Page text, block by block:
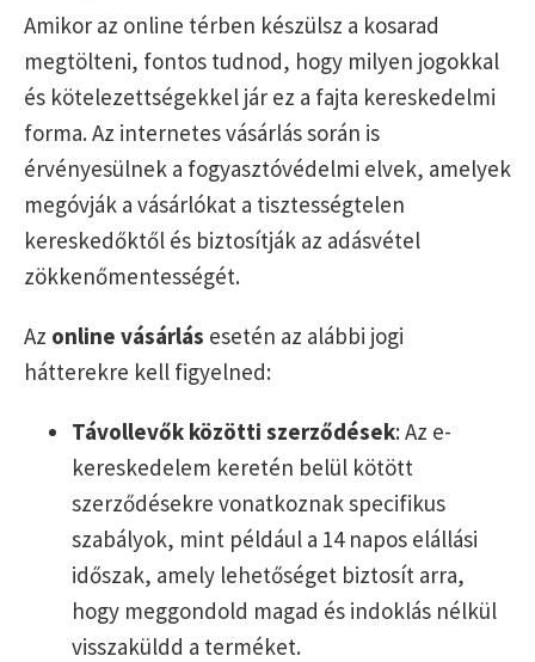
Amikor az online térben készülsz a kosarad
megtölteni, fontos tudnod, hogy milyen jogokkal
és kötelezettségekkel jár ez a fajta kereskedelmi
forma. Az internetes vásárlás során is
érvényesülnek a fogyasztóvédelmi elvek, amelyek
megóvják a vásárlókat a tisztességtelen
kereskedőktől és biztosítják az adásvétel
zökkenőmentességét.
Az online vásárlás esetén az alábbi jogi
hátterekre kell figyelned:
Távollevők közötti szerződések: Az e-
kereskedelem keretén belül kötött
szerződésekre vonatkoznak specifikus
szabályok, mint például a 14 napos elállási
időszak, amely lehetőséget biztosít arra,
hogy meggondold magad és indoklás nélkül
visszaküldd a terméket.